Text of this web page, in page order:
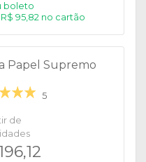
boleto
95,82 no cartão
Papel Supremo
5
de